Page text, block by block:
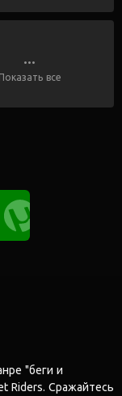
...
Показать все
"беги и
Riders. Сражайтесь